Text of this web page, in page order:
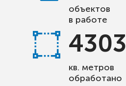
объектов
в работе
4303
кв. метров
обработано